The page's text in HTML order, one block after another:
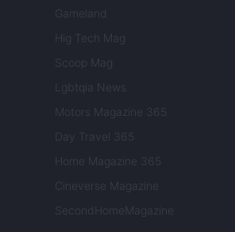
Gameland
Hig Tech Mag
Scoop Mag
Lgbtqia News
Motors Magazine 365
Day Travel 365
Home Magazine 365
Cineverse Magazine
SecondHomeMagazine